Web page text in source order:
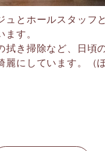
ュとホールスタッフ
す。
拭き掃除など、日頃
麗にしています。（